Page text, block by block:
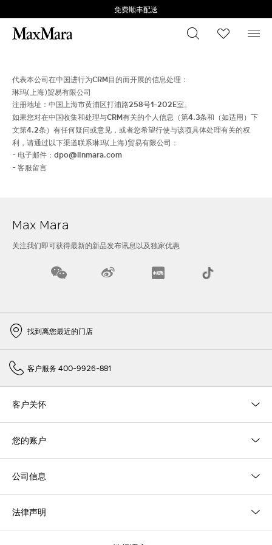
免费顺丰配送
搜索 心愿清
菜
代表本公司在中国进行为CRM目的而开展的信息处理：
琳玛(上海)贸易有限公司
注册地址：中国上海市黄浦区打浦路258号1-202E室。
如果您对在中国收集和处理与CRM有关的个人信息（第4.3条和（如适用）下
文第4.2条）有任何疑问或意见，或者您希望行使与该项具体处理有关的权
利，请通过以下渠道联系琳玛(上海)贸易有限公司：
- 电子邮件： dpo@linmara.com
- 客服留言
Max Mara
关注我们即可获得最新的新品发布讯息以及独家优惠
找到离您最近的门店
客户服务 400-9926-881
客户关怀
您的账户
公司信息
法律声明